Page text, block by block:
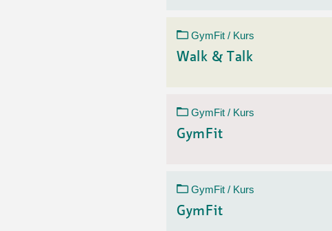
GymFit / Kurs
Walk & Talk
GymFit / Kurs
GymFit
GymFit / Kurs
GymFit